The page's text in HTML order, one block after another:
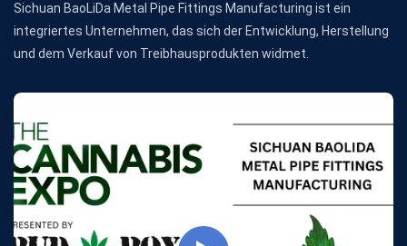
Sichuan BaoLiDa Metal Pipe Fittings Manufacturing ist ein
integriertes Unternehmen, das sich der Entwicklung, Herstellung
und dem Verkauf von Treibhausprodukten widmet.